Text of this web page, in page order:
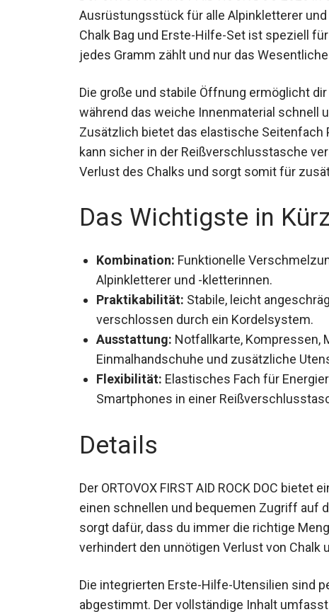
Ausrüstungsstück für alle Alpinkletterer
Chalk Bag und Erste-Hilfe-Set ist speziell
jedes Gramm zählt und nur das Wesentliche
Die große und stabile Öffnung ermöglicht
während das weiche Innenmaterial schnell
Zusätzlich bietet das elastische Seitenfach
kann sicher in der Reißverschlusstasche
Verlust des Chalks und sorgt somit für
Das Wichtigste in
Kombination: Funktionelle
für Alpinkletterer und -kletterinnen.
Praktikabilität: Stabile, leicht
verschlossen durch ein Kordelsystem.
Ausstattung: Notfallkarte, Kompressen,
Einmalhandschuhe und zusätzliche
Flexibilität: Elastisches Fach für
Smartphones in einer
Details
Der ORTOVOX FIRST AID ROCK DOC
einen schnellen und bequemen Zugriff auf
sorgt dafür, dass du immer die richtige
verhindert den unnötigen Verlust von Chalk
Die integrierten Erste-Hilfe-Utensilien sind
abgestimmt. Der vollständige Inhalt